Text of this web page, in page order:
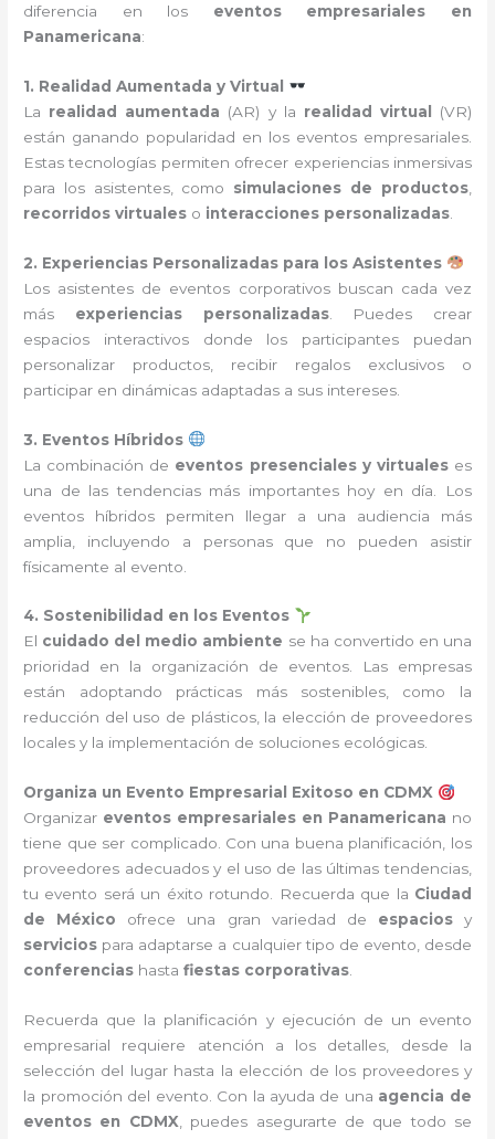
diferencia en los eventos empresariales en
Panamericana:
1. Realidad Aumentada y Virtual
La realidad aumentada (AR) y la realidad virtual
(VR)
están ganando popularidad en los eventos empresariales.
Estas tecnologías permiten ofrecer experiencias inmersivas
para los asistentes, como simulaciones de productos,
recorridos virtuales o interacciones personalizadas
2. Experiencias Personalizadas para los Asistentes
Los asistentes de eventos corporativos buscan cada vez
más experiencias personalizadas. Puedes crear
espacios interactivos donde los participantes puedan
personalizar productos, recibir regalos exclusivos o
participar en dinámicas adaptadas a sus intereses.
3. Eventos Híbridos
La combinación de eventos presenciales y virtualeses
una de las tendencias más importantes hoy en día. Los
eventos híbridos permiten llegar a una audiencia más
amplia, incluyendo a personas que no pueden asistir
físicamente al evento.
4. Sostenibilidad en los Eventos
El cuidado del medio ambiente se ha convertido en una
prioridad en la organización de eventos. Las empresas
están adoptando prácticas más sostenibles, como la
reducción del uso de plásticos, la elección de proveedores
locales y la implementación de soluciones ecológicas.
Organiza un Evento Empresarial Exitoso en CDMX
Organizar eventos empresariales en Panamericana no
tiene que ser complicado. Con una buena planificación, los
proveedores adecuados y el uso de las últimas tendencias,
tu evento será un éxito rotundo. Recuerda que la Ciudad
de México ofrece una gran variedad de espaciosy
servicios para adaptarse a cualquier tipo de evento, desde
conferencias hastafiestas corporativas.
Recuerda que la planificación y ejecución de un evento
empresarial requiere atención a los detalles, desde la
selección del lugar hasta la elección de los proveedores y
la promoción del evento. Con la ayuda de una agencia de
eventos en CDMX , puedes asegurarte de que todo se